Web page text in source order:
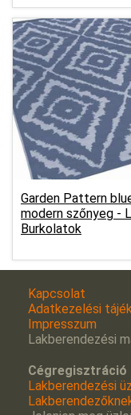
Garden Pattern
modern szőnyeg -
Burkolatok
Kapcsolat
Adatkezelési
Impresszum
Lakberendezési
Cégregisztráció
Lakberendezési